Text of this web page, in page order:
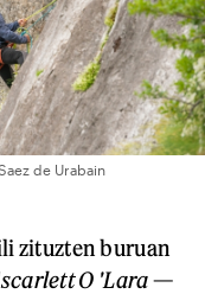
de Urabain
zituzten buruan
O 'Lara—